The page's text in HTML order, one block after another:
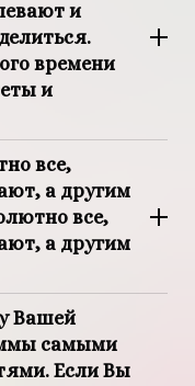
и
времени
и
все,
а другим
все,
а другим
Вашей
самыми
Если Вы